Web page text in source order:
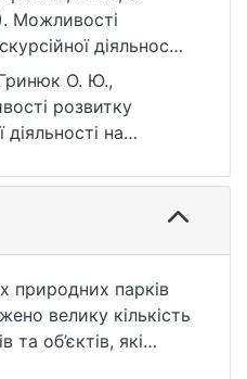
Можливості
діяльності
природного
Конструктивна
використання
27–32.
123456789/58
О. Ю.,
розвитку
діяльності на
Конструктивна
використання
Т. 2, № 1. С. 27
123456789/58
природних парків
велику кількість
об’єктів, які